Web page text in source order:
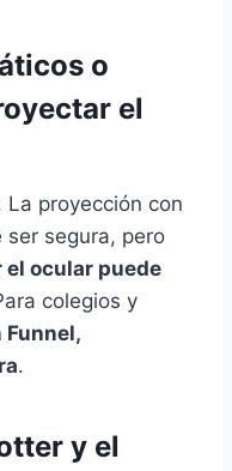
o
el
La proyección con
segura, pero
ocular puede
colegios y
Funnel,
.
y el